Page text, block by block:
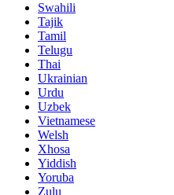
Swahili
Tajik
Tamil
Telugu
Thai
Ukrainian
Urdu
Uzbek
Vietnamese
Welsh
Xhosa
Yiddish
Yoruba
Zulu